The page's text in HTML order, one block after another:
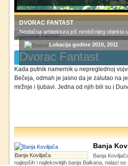
Lokacija godine 2010, 2011
DVORAC FANTAST
Neobična arhitektura još neobičnijeg objekta
Dvorac Fantast
Kada putnik namernik u nepreglednoj
Bečeja, odmah je jasno da je zalutao na
mržnje i ljubavi. Jedna od njih bili su i
Banja Koviljača
Banja
Banja
najlepših i najlekovitijih banja Balkana, nalazi se